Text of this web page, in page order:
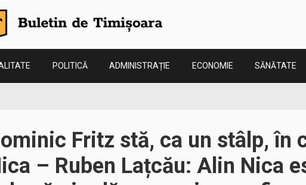
POLITICĂ ADMINISTRAȚIE ECONOMIE SĂNĂTATE
Fritz stă, ca un stâlp,
– Ruben Lațcău: Alin Nica